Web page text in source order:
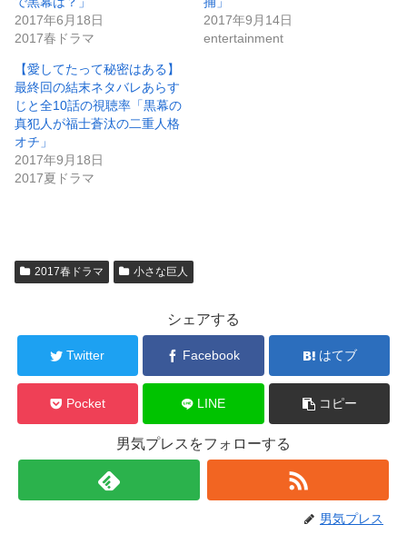
有
(
新
し
ウ
ィ
ン
ド
ウ
で
き
ま
す
)
リ
ッ
て
く
だ
さ
い
(
し
い
ウ
き
ま
す
2017年6月18日
2017春ドラマ
2017年9月14日
entertainment
【愛してたって秘密はある】
最終回の結末ネタバレあらす
じと全10話の視聴率「黒幕の
真犯人が福士蒼汰の二重人格
オチ」
2017年9月18日
2017夏ドラマ
2017春ドラマ 小さな巨人
シェアする
Twitter Facebook はてブ
Pocket LINE コピー
男気プレスをフォローする
男気プレス